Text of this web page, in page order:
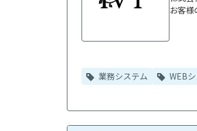
お客
業務システム WEB